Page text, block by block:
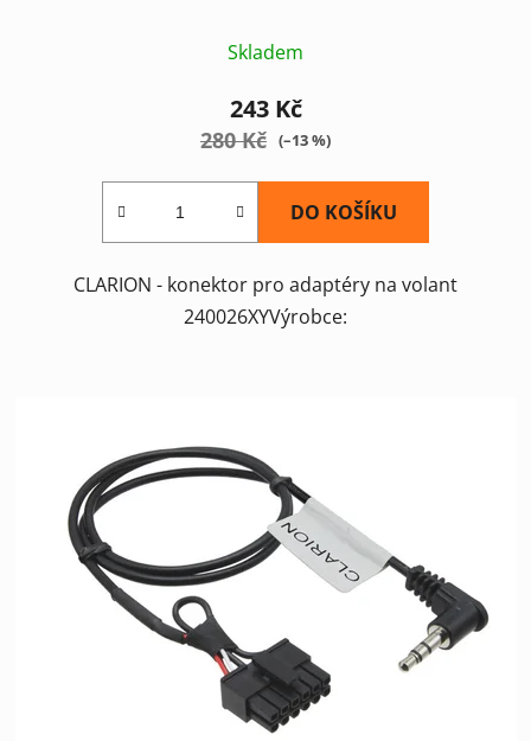
Skladem
243 Kč
280 Kč (–13 %)
DO KOŠÍKU
CLARION - konektor pro adaptéry na volant
240026XYVýrobce: